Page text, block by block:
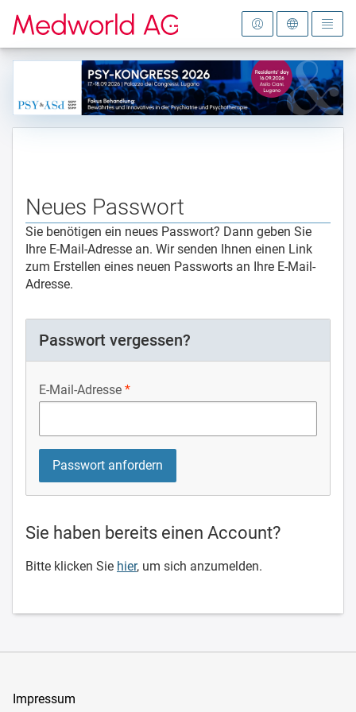
Zur Startseite
Neues Passwort
Sie benötigen ein neues Passwort? Dann geben Sie
Ihre E-Mail-Adresse an. Wir senden Ihnen einen Link
zum Erstellen eines neuen Passworts an Ihre E-Mail-
Adresse.
Passwort vergessen?
E-Mail-Adresse
Sie haben bereits einen Account?
Bitte klicken Sie hier, um sich anzumelden.
Impressum